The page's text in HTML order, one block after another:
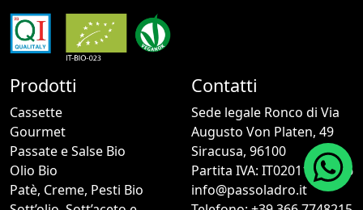
Prodotti
Cassette
Gourmet
Passate e Salse Bio
Olio Bio
Patè, Creme, Pesti Bio
Contatti
Sede legale Ronco di Via
Augusto Von Platen, 49
Siracusa, 96100
Partita IVA: IT02011260896
info@passoladro.it